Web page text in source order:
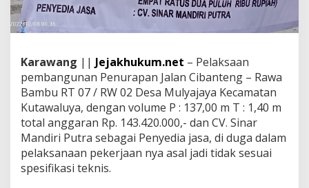
n
r
a
a
n
J
a
l
a
n
Karawang || Jejakhukum.net – Pelaksaan
pembangunan Penurapan Jalan Cibanteng – Rawa
Bambu RT 07 / RW 02 Desa Mulyajaya Kecamatan
Kutawaluya, dengan volume P : 137,00 m T : 1,40 m
total anggaran Rp. 143.420.000,- dan CV. Sinar
Mandiri Putra sebagai Penyedia jasa, di duga dalam
pelaksanaan pekerjaan nya asal jadi tidak sesuai
spesifikasi teknis.